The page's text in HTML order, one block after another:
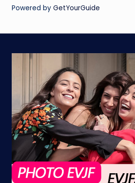
Powered by GetYourGuide